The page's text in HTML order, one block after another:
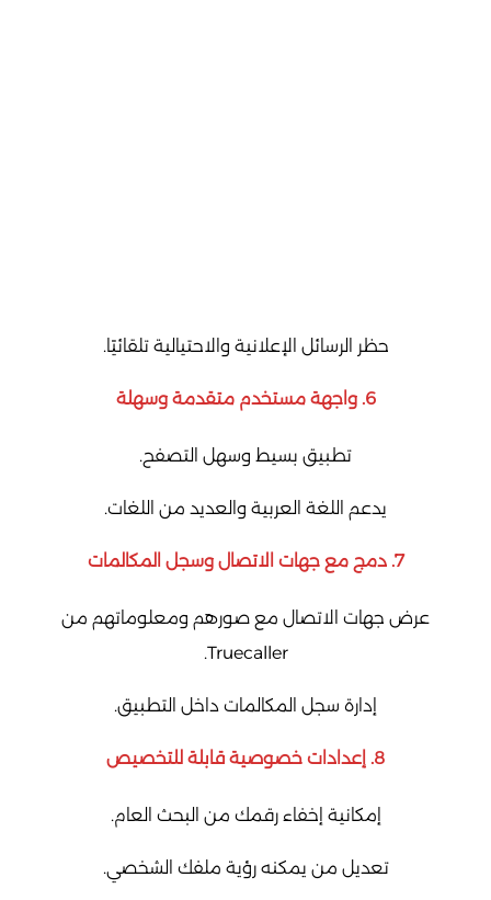
حظر الرسائل الإعلانية والاحتيالية تلقائيًا.
6. واجهة مستخدم متقدمة وسهلة
تطبيق بسيط وسهل التصفح.
يدعم اللغة العربية والعديد من اللغات.
7. دمج مع جهات الاتصال وسجل المكالمات
عرض جهات الاتصال مع صورهم ومعلوماتهم من
Truecaller.
إدارة سجل المكالمات داخل التطبيق.
8. إعدادات خصوصية قابلة للتخصيص
إمكانية إخفاء رقمك من البحث العام.
تعديل من يمكنه رؤية ملفك الشخصي.